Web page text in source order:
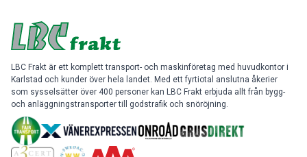
LBC Frakt är ett komplett transport- och maskinföretag med huvudkontor i
Karlstad och kunder över hela landet. Med ett fyrtiotal anslutna åkerier
som sysselsätter över 400 personer kan LBC Frakt erbjuda allt från bygg-
och anläggningstransporter till godstrafik och snöröjning.